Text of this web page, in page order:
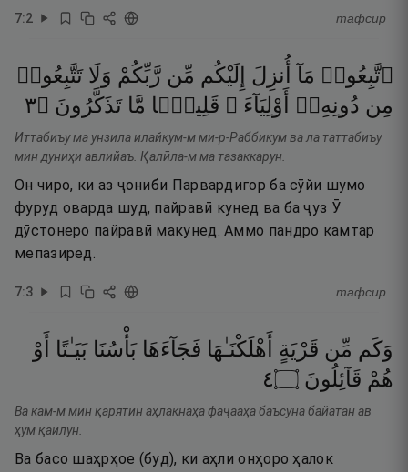
7:2 тафсир
ٱتَّبِعُوا۟ مَآ أُنزِلَ إِلَيْكُم مِّن رَّبِّكُمْ وَلَا تَتَّبِعُوا۟
مِن دُونِهِۦٓ أَوْلِيَآءَ ۗ قَلِيلًۭا مَّا تَذَكَّرُونَ ۝٣
Иттабиъу ма унзила илайкум-м ми-р-Раббикум ва ла таттабиъу
мин дуниҳи авлийаъ. Қалӣла-м ма тазаккарун.
Он чиро, ки аз ҷониби Парвардигор ба сӯйи шумо
фуруд оварда шуд, пайравӣ кунед ва ба ҷуз Ӯ
дӯстонеро пайравӣ макунед. Аммо пандро камтар
мепазиред.
7:3 тафсир
وَكَم مِّن قَرْيَةٍ أَهْلَكْنَـٰهَا فَجَآءَهَا بَأْسُنَا بَيَـٰتًا
أَوْ
هُمْ قَآئِلُونَ ۝٤
Ва кам-м мин қарятин аҳлакнаҳа фаҷааҳа баъсуна байатан ав
ҳум қаилун.
Ва басо шаҳрҳое (буд), ки аҳли онҳоро ҳалок